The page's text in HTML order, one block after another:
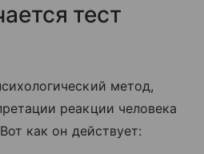
тест
метод,
реакции человека
как он действует: